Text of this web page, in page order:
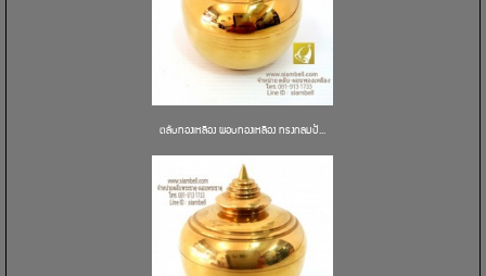
ตลับทองเหลือง ผอบทองเหลือง ทรงกลมป้...